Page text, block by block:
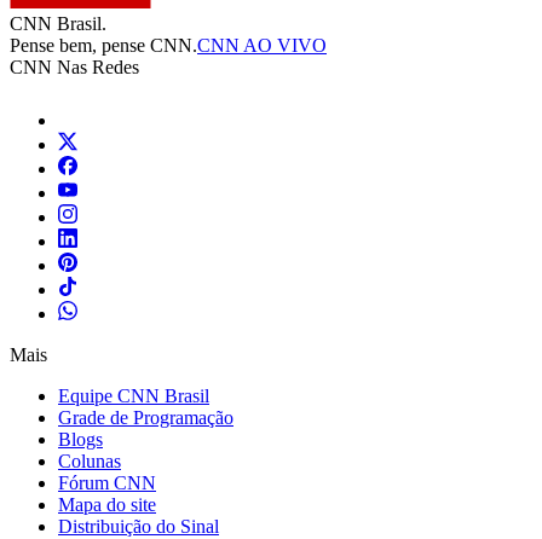
CNN Brasil.
Pense bem, pense CNN.CNN AO VIVO
CNN Nas Redes
Mais
Equipe CNN Brasil
Grade de Programação
Blogs
Colunas
Fórum CNN
Mapa do site
Distribuição do Sinal